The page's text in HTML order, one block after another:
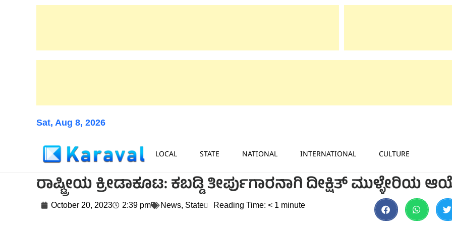
Sat, Aug 8, 2026
LOCAL STATE NATIONAL INTERNATIONAL CULTURE
ರಾಷ್ಟ್ರೀಯ ಕ್ರೀಡಾಕೂಟ: ಕಬಡ್ಡಿ ತೀರ್ಪುಗಾರನಾಗಿ ದೀಕ್ಷಿತ್ ಮುಳ್ಳೇರಿಯ
October 20, 2023 2:39 pm News, State Reading Time: < 1 minute